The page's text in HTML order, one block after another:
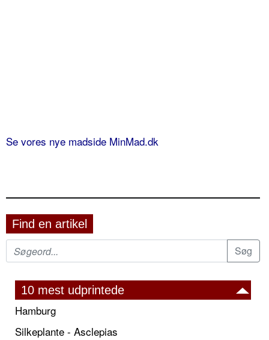
Se vores nye madside MinMad.dk
Find en artikel
10 mest udprintede
Hamburg
Silkeplante - Asclepias